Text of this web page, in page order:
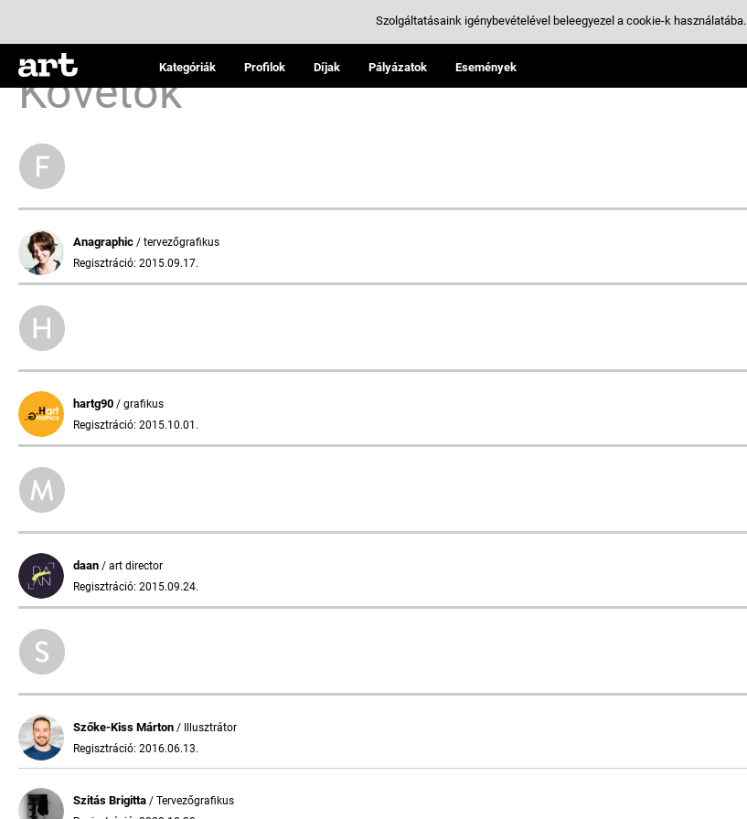
Kategóriák Profilok Díjak Pályázatok Események
Követők
Anagraphic / tervezőgrafikus
Regisztráció: 2015.09.17.
hartg90 / grafikus
Regisztráció: 2015.10.01.
daan / art director
Regisztráció: 2015.09.24.
Szőke-Kiss Márton / Illusztrátor
Regisztráció: 2016.06.13.
Szitás Brigitta / Tervezőgrafikus
Szolgáltatásaink igénybevételével beleegyezel a cookie-k használatába.